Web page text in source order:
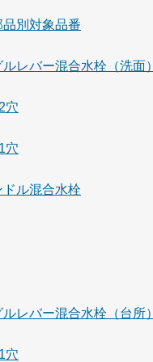
品別対象品番
ルレバー混合水栓（洗面）
穴
穴
ドル混合水栓
ルレバー混合水栓（台所）
穴